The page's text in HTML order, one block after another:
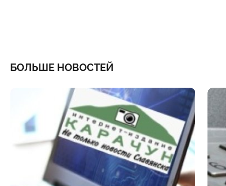
БОЛЬШЕ НОВОСТЕЙ